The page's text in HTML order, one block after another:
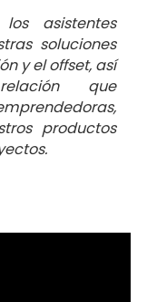
asistentes
soluciones
y el offset, así
que
productos